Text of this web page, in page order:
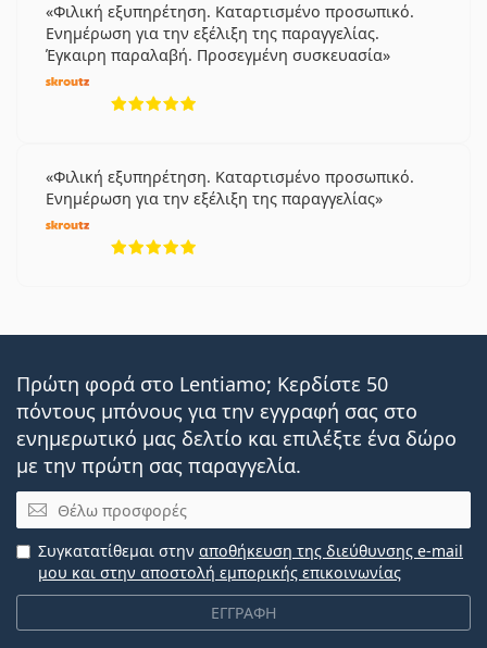
Φιλική εξυπηρέτηση. Καταρτισμένο προσωπικό.
Ενημέρωση για την εξέλιξη της παραγγελίας.
Έγκαιρη παραλαβή. Προσεγμένη συσκευασία
Φιλική εξυπηρέτηση. Καταρτισμένο προσωπικό.
Ενημέρωση για την εξέλιξη της παραγγελίας
Πρώτη φορά στο Lentiamo; Κερδίστε 50
πόντους μπόνους για την εγγραφή σας στο
ενημερωτικό μας δελτίο και επιλέξτε ένα δώρο
με την πρώτη σας παραγγελία.
Email
ΕΓΓΡΑΦΗ
Συγκατατίθεμαι στην αποθήκευση της διεύθυνσης e-mail
μου και στην αποστολή εμπορικής επικοινωνίας